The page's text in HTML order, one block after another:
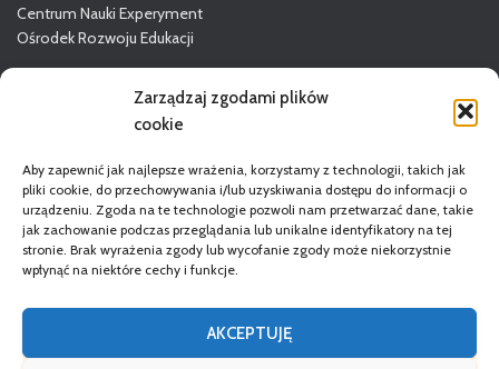
Zarządzaj zgodami plików
cookie
Aby zapewnić jak najlepsze wrażenia, korzystamy z technologii, takich jak
pliki cookie, do przechowywania i/lub uzyskiwania dostępu do informacji o
urządzeniu. Zgoda na te technologie pozwoli nam przetwarzać dane, takie
jak zachowanie podczas przeglądania lub unikalne identyfikatory na tej
stronie. Brak wyrażenia zgody lub wycofanie zgody może niekorzystnie
wpłynąć na niektóre cechy i funkcje.
AKCEPTUJĘ
Centrum Nauki Experyment
Ośrodek Rozwoju Edukacji
Więcej o GODN